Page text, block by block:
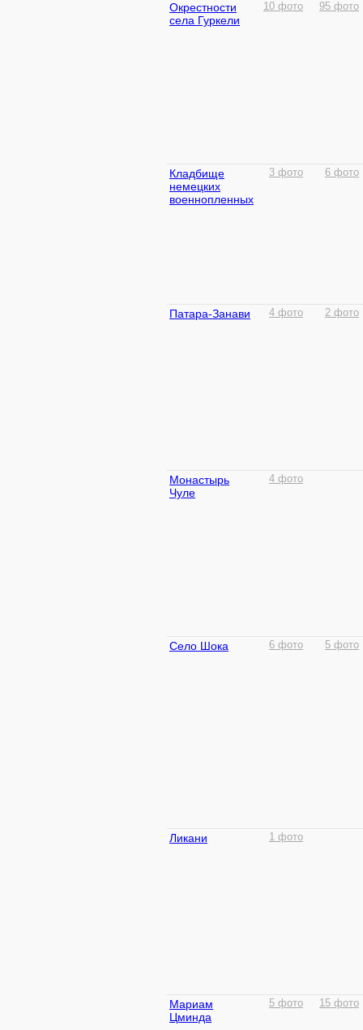
Окрестности
села Гуркели
10 фото 95 фото
Кладбище
немецких
военнопленных
3 фото 6 фото
Патара-Занави 4 фото 2 фото
Монастырь
Чуле
4 фото
Село Шока 6 фото 5 фото
Ликани 1 фото
Мариам
Цминда
5 фото 15 фото